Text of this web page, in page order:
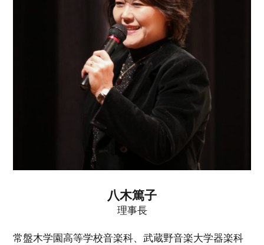
八木篤子
理事長
常盤木学園高等学校音楽科、武蔵野音楽大学器楽科